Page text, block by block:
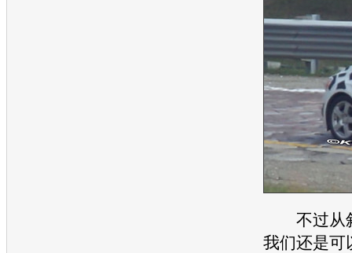
不过从
我们还是可